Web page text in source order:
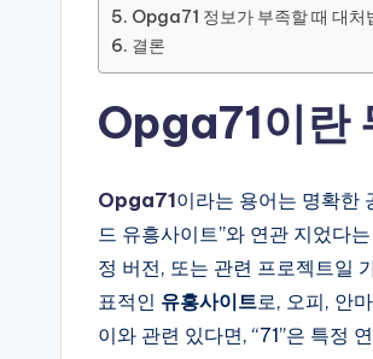
Opga71 정보가 부족할 때 대처
결론
Opga71이란
Opga71이라는 용어는 명확한
드 유흥사이트”와 연관 지었다
정 버전, 또는 관련 프로젝트일
표적인 유흥사이트로, 오피, 안
이와 관련 있다면, “71”은 특정